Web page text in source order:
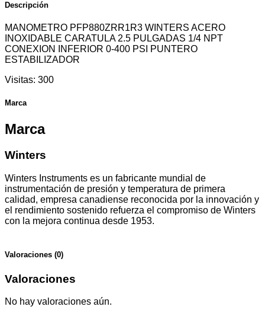
Descripción
MANOMETRO PFP880ZRR1R3 WINTERS ACERO
INOXIDABLE CARATULA 2.5 PULGADAS 1/4 NPT
CONEXION INFERIOR 0-400 PSI PUNTERO
ESTABILIZADOR
Visitas: 300
Marca
Marca
Winters
Winters Instruments es un fabricante mundial de
instrumentación de presión y temperatura de primera
calidad, empresa canadiense reconocida por la innovación y
el rendimiento sostenido refuerza el compromiso de Winters
con la mejora continua desde 1953.
Valoraciones (0)
Valoraciones
No hay valoraciones aún.